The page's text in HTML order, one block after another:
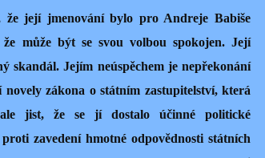
že její jmenování bylo pro Andreje Babiše
může být se svou volbou spokojen. Její
skandál. Jejím neúspěchem je nepřekonání
zákona o státním zastupitelství, která
jist, že se jí dostalo účinné politické
zavedení hmotné odpovědnosti státních